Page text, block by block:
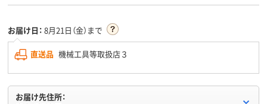
お届け日： 8月21日（金）まで
直送品 機械工具等取扱店３
お届け先住所：